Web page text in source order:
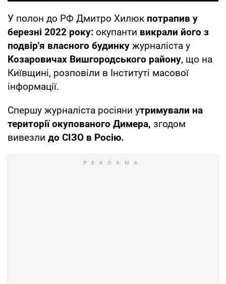
У полон до РФ Дмитро Хилюк потрапив у
березні 2022 року: окупанти викрали його з
подвір'я власного будинку журналіста у
Козаровичах Вишгородського району, що на
Київщині, розповіли в Інституті масової
інформації.
Спершу журналіста росіяни утримували на
території окупованого Димера, згодом
вивезли до СІЗО в Росію.